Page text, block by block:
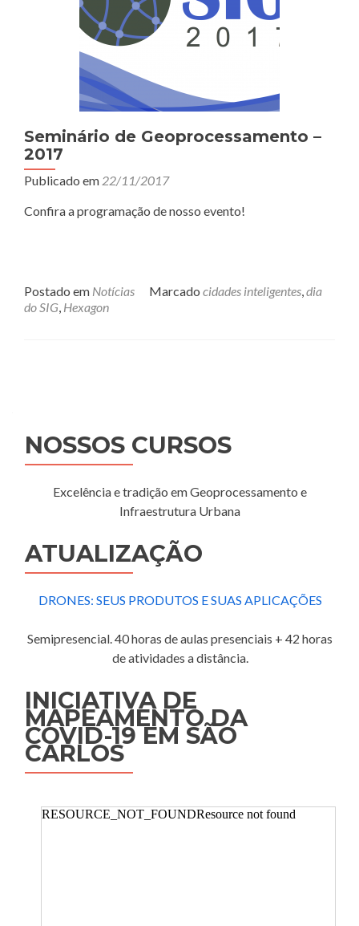
Seminário de Geoprocessamento –
2017
Publicado em 22/11/2017
Confira a programação de nosso evento!
Postado em Notícias Marcado cidades inteligentes,dia
do SIG, Hexagon
posts
NOSSOS CURSOS
Excelência e tradição em Geoprocessamento e
Infraestrutura Urbana
ATUALIZAÇÃO
DRONES: SEUS PRODUTOS E SUAS APLICAÇÕES
Semipresencial. 40 horas de aulas presenciais + 42 horas
de atividades a distância.
INICIATIVA DE
MAPEAMENTO DA
COVID-19 EM SÃO
CARLOS